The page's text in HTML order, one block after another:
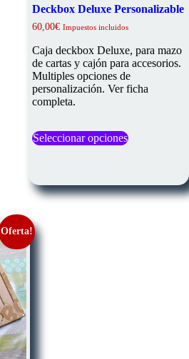
Deckbox Deluxe Personalizable
60,00€ Impuestos incluidos
Caja deckbox Deluxe, para mazo
de cartas y cajón para accesorios.
Multiples opciones de
personalización. Ver ficha
completa.
Seleccionar opcionesproducto
Las
opciones
Oferta!